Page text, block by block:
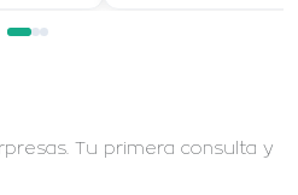
Tu primera consulta y